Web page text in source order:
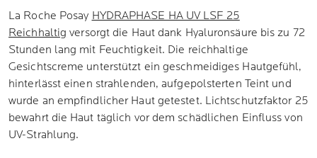
La Roche Posay HYDRAPHASE HA UV LSF 25
Reichhaltig versorgt die Haut dank Hyaluronsäure bis zu 72
Stunden lang mit Feuchtigkeit. Die reichhaltige
Gesichtscreme unterstützt ein geschmeidiges Hautgefühl,
hinterlässt einen strahlenden, aufgepolsterten Teint und
wurde an empfindlicher Haut getestet. Lichtschutzfaktor 25
bewahrt die Haut täglich vor dem schädlichen Einfluss von
UV-Strahlung.